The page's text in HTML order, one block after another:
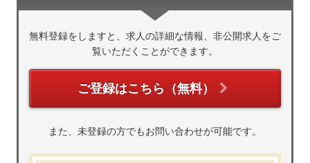
無料登録をしますと、求人の詳細な情報、非公開求人をご
覧いただくことができます。
ご登録はこちら（無料）
また、未登録の方でもお問い合わせが可能です。